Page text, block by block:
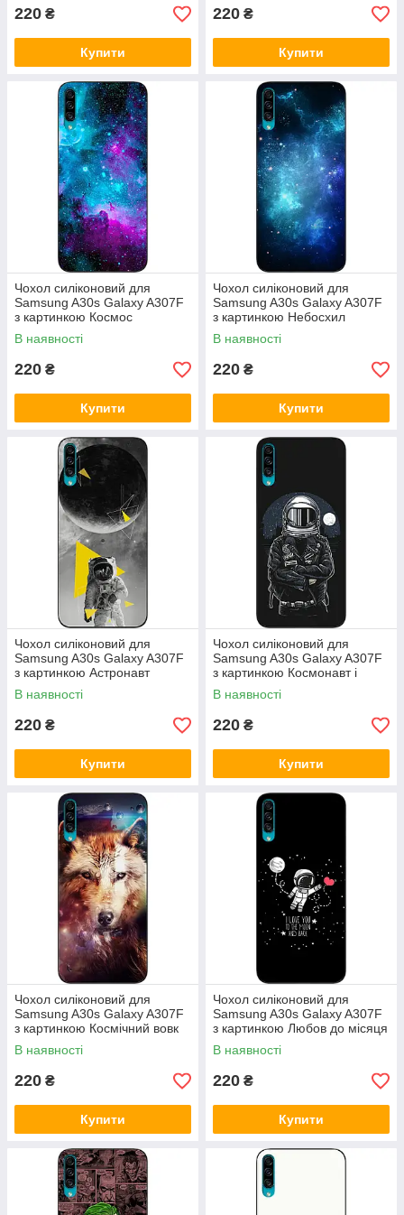
220 ₴
Купити
220 ₴
Купити
Чохол силіконовий для
Samsung A30s Galaxy A307F
з картинкою Космос
В наявності
220 ₴
Купити
Чохол силіконовий для
Samsung A30s Galaxy A307F
з картинкою Небосхил
В наявності
220 ₴
Купити
Чохол силіконовий для
Samsung A30s Galaxy A307F
з картинкою Астронавт
В наявності
220 ₴
Купити
Чохол силіконовий для
Samsung A30s Galaxy A307F
з картинкою Космонавт і
місяць
В наявності
220 ₴
Купити
Чохол силіконовий для
Samsung A30s Galaxy A307F
з картинкою Космічний вовк
В наявності
220 ₴
Купити
Чохол силіконовий для
Samsung A30s Galaxy A307F
з картинкою Любов до місяця
В наявності
220 ₴
Купити